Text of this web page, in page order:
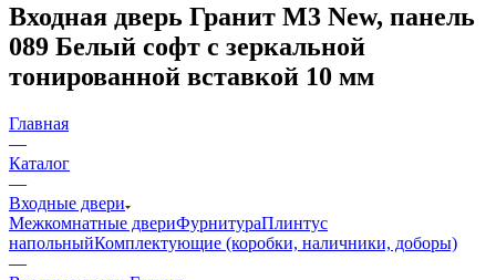
Входная дверь Гранит М3 New, панель
089 Белый софт с зеркальной
тонированной вставкой 10 мм
Главная
—
Каталог
—
Входные двери
Межкомнатные двериФурнитураПлинтус
напольныйКомплектующие (коробки, наличники, доборы)
—